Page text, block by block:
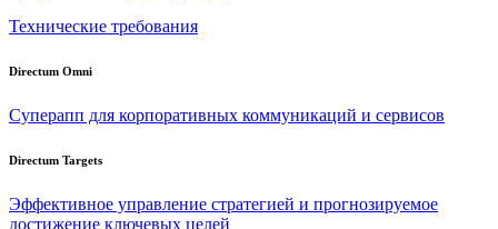
Технические требования
Directum Omni
Суперапп для корпоративных коммуникаций и сервисов
Directum Targets
Эффективное управление стратегией и прогнозируемое
достижение ключевых целей